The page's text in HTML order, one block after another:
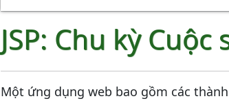
JSP: Chu kỳ
Một ứng dụng web bao gồm các